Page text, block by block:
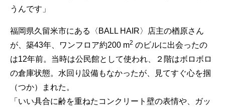
うんです」
福岡県久留米市にある〈BALL HAIR〉店主の楢原さん
が、築43年、ワンフロア約200 m2 のビルに出会ったの
は12年前。当時は公民館として使われ、２階はボロボロ
の倉庫状態。水回り設備もなかったが、見てすぐ心を掴
（つか）まれた。
「いい具合に齢を重ねたコンクリート壁の表情や、ガッ